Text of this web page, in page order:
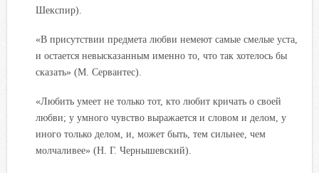
Шекспир).
«В присутствии предмета любви немеют самые смелые уста,
и остается невысказанным именно то, что так хотелось бы
сказать» (М. Сервантес).
«Любить умеет не только тот, кто любит кричать о своей
любви; у умного чувство выражается и словом и делом, у
иного только делом, и, может быть, тем сильнее, чем
молчаливее» (Н. Г. Чернышевский).